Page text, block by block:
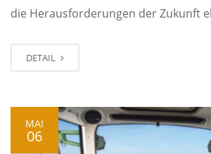
die Herausforderungen der Zukunft
DETAIL
MAI
06